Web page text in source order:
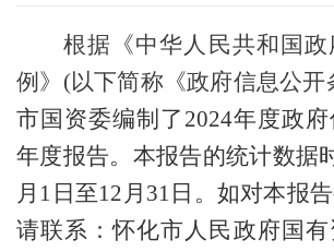
根据《中华人民共和国
例》 (以下简称《政府信息公开
市国资委编制了 2024年度政
年度报告。本报告的统计数据
月1日至12月31日。如对本报
请联系：怀化市人民政府国